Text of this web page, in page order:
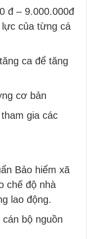
đ – 9.000.000đ
của từng cá
ca để tăng
cơ bản
gia các
Bảo hiểm xã
chế độ nhà
lao động.
bộ nguồn